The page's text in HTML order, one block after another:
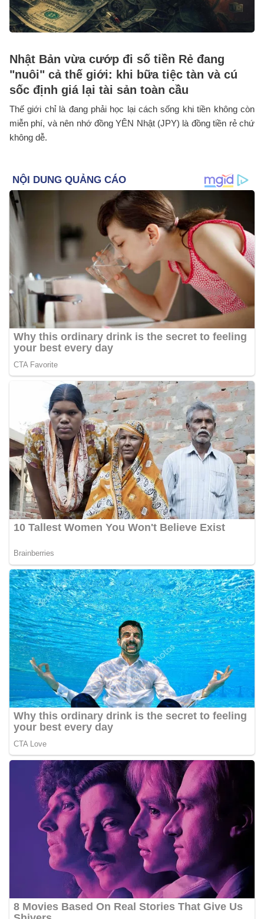
Nhật Bản vừa cướp đi số tiền Rẻ đang
"nuôi" cả thế giới: khi bữa tiệc tàn và cú
sốc định giá lại tài sản toàn cầu
Thế giới chỉ là đang phải học lại cách sống khi tiền không còn
miễn phí, và nên nhớ đồng YÊN Nhật (JPY) là đồng tiền rẻ chứ
không dễ.